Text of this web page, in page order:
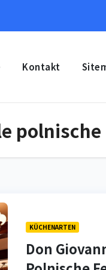
Kontakt
polnische
KÜCHENARTEN
Don